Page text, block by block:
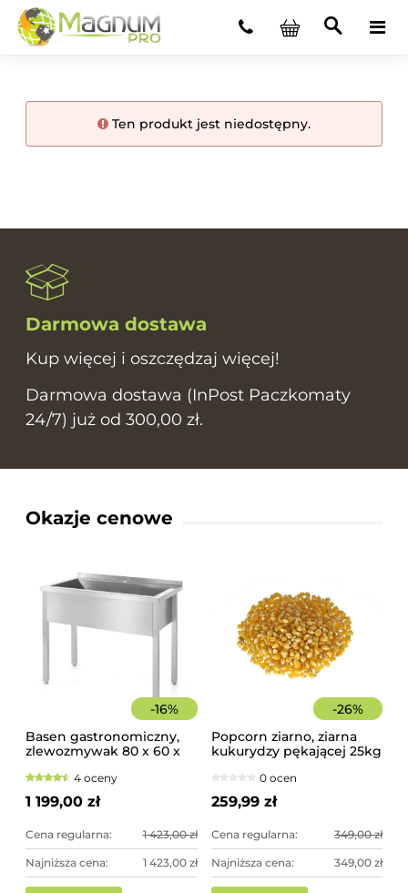
Ten produkt jest niedostępny.
Darmowa dostawa
Kup więcej i oszczędzaj więcej!
Darmowa dostawa (InPost Paczkomaty
24/7) już od 300,00 zł.
Okazje cenowe
-16%
Basen gastronomiczny,
zlewozmywak 80 x 60 x
4 oceny
1 199,00 zł
Cena regularna: 1 423,00 zł
Najniższa cena: 1 423,00 zł
-26%
Popcorn ziarno, ziarna
kukurydzy pękającej 25kg
0 ocen
259,99 zł
Cena regularna: 349,00 zł
Najniższa cena: 349,00 zł